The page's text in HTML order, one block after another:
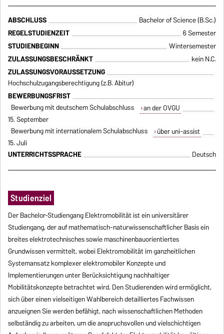
ABSCHLUSS
Bachelor of Science (B.Sc.)
REGELSTUDIENZEIT
6 Semester
STUDIENBEGINN
Wintersemester
ZULASSUNGSBESCHRÄNKT
kein N.C.
ZULASSUNGSVORAUSSETZUNG
Hochschulzugangsberechtigung (z.B. Abitur)
BEWERBUNGSFRIST
Bewerbung mit deutschem Schulabschluss
an der OVGU
15. September
Bewerbung mit internationalem Schulabschluss
über uni-assist
15. Juli
UNTERRICHTSSPRACHE
Deutsch
Studienziel
Der Bachelor-Studiengang Elektromobilität ist ein universitärer
Studiengang, der auf mathematisch-naturwissenschaftlicher Basis ein
breites elektrotechnisches sowie maschinenbauorientiertes
Grundwissen vermittelt, wobei Elektromobilität im ganzheitlichen
Systemansatz komplexer elektromobiler Konzepte und
Implementierungen unter Berücksichtigung nachhaltiger
Mobilitätskonzepte betrachtet wird. Den Studierenden wird ermöglicht,
sich über einen vielseitigen Wahlbereich detailliertes Fachwissen
anzueignen Sie werden befähigt, nach wissenschaftlichen Methoden
selbständig zu arbeiten, um die anspruchsvollen und vielschichtigen